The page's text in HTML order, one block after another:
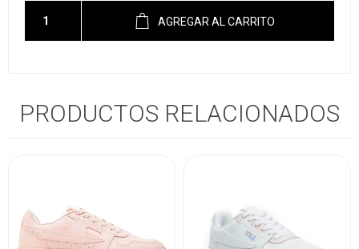
AGREGAR AL CARRITO
PRODUCTOS RELACIONADOS